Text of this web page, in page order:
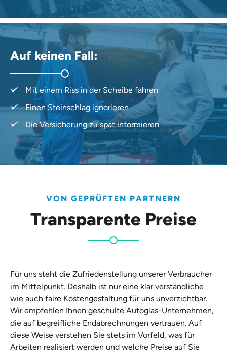
Auf keinen Fall:
Mit einem Riss in der Scheibe fahren
Einen Steinschlag ignorieren
Die Versicherung zu spät informieren
VON GEPRÜFTEN PARTNERN
Transparente Preise
Für uns steht die Zufriedenstellung unserer Verbraucher
im Mittelpunkt. Deshalb ist nur eine klar verständliche
wie auch faire Kostengestaltung für uns unverzichtbar.
Wir empfehlen Ihnen geschulte Autoglas-Unternehmen,
die auf begreifliche Endabrechnungen vertrauen. Auf
diese Weise verstehen Sie stets im Vorfeld, was für
Arbeiten realisiert werden und welche Preise auf Sie